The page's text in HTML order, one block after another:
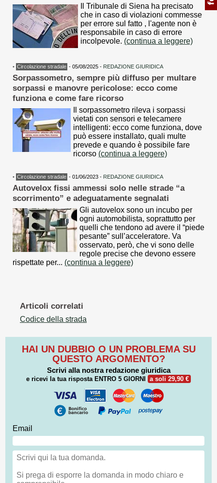
Il Tribunale di Siena ha precisato
che in caso di violazioni commesse
per errore sul fatto , l'agente non è
responsabile in caso di errore
incolpevole. (continua a leggere)
• Circolazione stradale - 05/08/2025 - REDAZIONE GIURIDICA
Sorpassometro, sempre più diffuso per multare
sorpassi e manovre pericolose: ecco come
funziona e come fare ricorso
Il sorpassometro rileva i sorpassi
vietati con sensori e telecamere
intelligenti: ecco come funziona, dove
può essere installato, quali multe
prevede e quando è possibile fare
ricorso (continua a leggere)
• Circolazione stradale - 01/06/2023 - REDAZIONE GIURIDICA
Autovelox fissi ammessi solo nelle strade “a
scorrimento” e adeguatamente segnalati
Gli autovelox sono un incubo per
ogni automobilista, soprattutto per
quelli che tendono ad avere il “piede
pesante” sull’acceleratore. Va
osservato, però, che vi sono delle
regole precise che devono essere
rispettate per... (continua a leggere)
Articoli correlati
Codice della strada
HAI UN DUBBIO O UN PROBLEMA SU
QUESTO ARGOMENTO?
Scrivi alla nostra redazione giuridica
e ricevi la tua risposta ENTRO 5 GIORNI a soli 29,90 €
Email